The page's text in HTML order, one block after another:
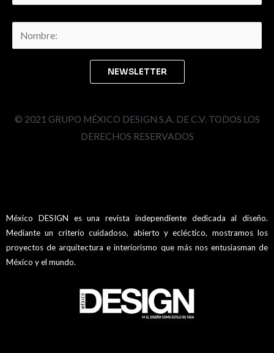
© 2021 GRUPO MÉXICO DESIGN S.A. DE C.V. TODOS LOS
DERECHOS RESERVADOS
México DESIGN es una revista independiente dedicada al diseño.
Mediante un criterio cuidadoso, abierto y ecléctico, mostramos los
proyectos de arquitectura e interiorismo que más nos entusiasman de
México y el mundo.